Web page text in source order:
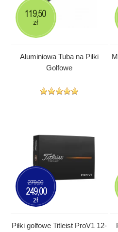
Aluminiowa Tuba na Piłki
Golfowe
119,50
zł
Piłki golfowe Titleist ProV1 12-
279,00
249,00
zł